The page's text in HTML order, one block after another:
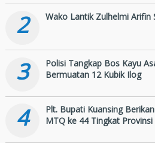
2 Wako Lantik Zulhelmi Arifin
3
Polisi Tangkap Bos Kayu
Bermuatan 12 Kubik Ilog
4
Plt. Bupati Kuansing
MTQ ke 44 Tingkat Provinsi